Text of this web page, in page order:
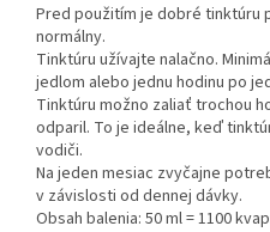
Pred použitím je dobré tinktúru
normálny.
Tinktúru užívajte nalačno.
jedlom alebo jednu hodinu po
Tinktúru možno zaliať trochou
odparil. To je ideálne, keď
vodiči.
Na jeden mesiac zvyčajne
v závislosti od dennej dávky.
Obsah balenia: 50 ml = 1100